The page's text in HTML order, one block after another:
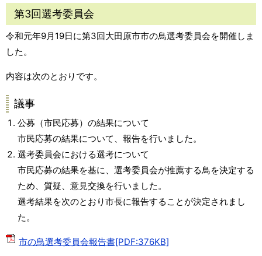
第3回選考委員会
令和元年9月19日に第3回大田原市市の鳥選考委員会を開催しま
した。
内容は次のとおりです。
議事
公募（市民応募）の結果について
市民応募の結果について、報告を行いました。
選考委員会における選考について
市民応募の結果を基に、選考委員会が推薦する鳥を決定する
ため、質疑、意見交換を行いました。
選考結果を次のとおり市長に報告することが決定されまし
た。
市の鳥選考委員会報告書[PDF:376KB]